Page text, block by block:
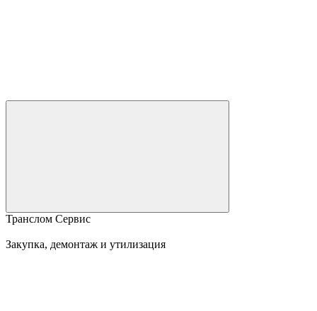
Транслом Сервис
Закупка, демонтаж и утилизация